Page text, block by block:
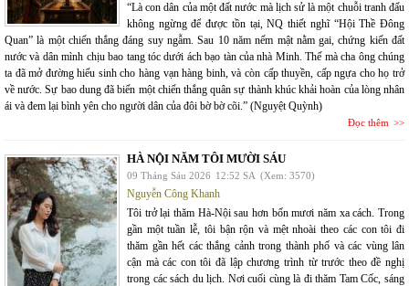
“Là con dân của một đất nước mà lịch sử là một chuỗi tranh đấu
không ngừng để được tồn tại, NQ thiết nghĩ “Hội Thề Đông
Quan” là một chiến thắng đáng suy ngẫm. Sau 10 năm nếm mật nằm gai, chứng kiến đất
nước và dân mình chịu bao tang tóc dưới ách bạo tàn của nhà Minh. Thế mà cha ông chúng
ta đã mở đường hiếu sinh cho hàng vạn hàng binh, và còn cấp thuyền, cấp ngựa cho họ trở
về nước. Sự bao dung đã biến một chiến thắng quân sự thành khúc khải hoàn của lòng nhân
ái và đem lại bình yên cho người dân của đôi bờ bờ cõi.” (Nguyệt Quỳnh)
Đọc thêm
HÀ NỘI NĂM TÔI MƯỜI SÁU
09 Tháng Sáu 2026 12:52 SA (Xem: 3570)
Nguyễn Công Khanh
Tôi trở lại thăm Hà-Nội sau hơn bốn mươi năm xa cách. Trong
gần một tuần lễ, tôi bận rộn và mệt nhoài theo các con tôi đi
thăm gần hết các thắng cảnh trong thành phố và các vùng lân
cận mà các con tôi đã lập chương trình từ trước theo đề nghị
trong các sách du lịch. Nơi cuối cùng là đi thăm Tam Cốc, sáng